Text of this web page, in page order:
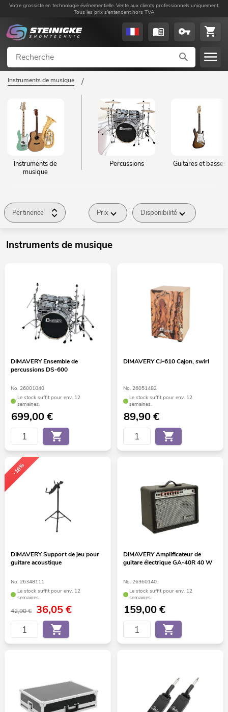
Votre grossiste en technologie événementielle. Vente aux clients professionnels uniquement.
Tous les prix s'entendent hors TVA
Instruments de musique /
Instruments de
musique
Percussions Guitares et basses
Pertinence Prix Disponibilité
Instruments de musique
DIMAVERY Ensemble de
percussions DS-600
No. 26001040
Le stock suffit pour env. 12
semaines.
699,00€
DIMAVERY CJ-610 Cajon, swirl
No. 26051482
Le stock suffit pour env. 12
semaines.
89,90€
-16%
DIMAVERY Support de jeu pour
guitare acoustique
No. 26348111
Le stock suffit pour env. 12
semaines.
42,90 € 36,05€
DIMAVERY Amplificateur de
guitare électrique GA-40R 40 W
No. 26360140
Le stock suffit pour env. 12
semaines.
159,00€